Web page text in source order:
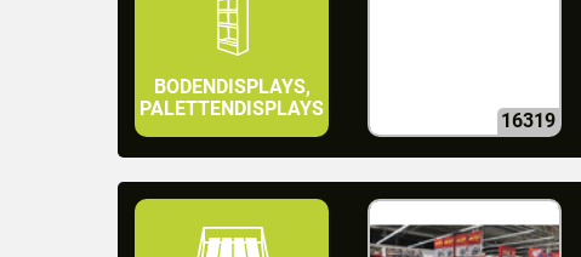
BODENDISPLAYS,
PALETTENDISPLAYS
16319